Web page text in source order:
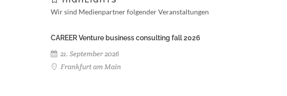
Wir sind Medienpartner folgender Veranstaltungen
CAREER Venture business consulting fall 2026
21. September 2026
Frankfurt am Main